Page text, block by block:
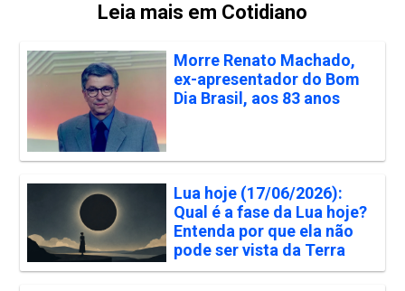
Leia mais em Cotidiano
Morre Renato Machado,
ex-apresentador do Bom
Dia Brasil, aos 83 anos
Lua hoje (17/06/2026):
Qual é a fase da Lua hoje?
Entenda por que ela não
pode ser vista da Terra